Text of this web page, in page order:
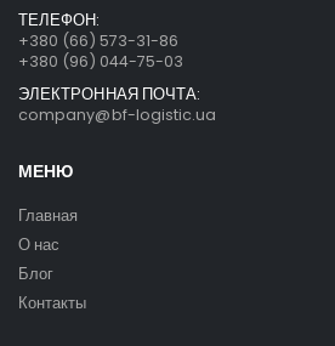
ТЕЛЕФОН:
+380 (66) 573-31-86
+380 (96) 044-75-03
ЭЛЕКТРОННАЯ ПОЧТА:
company@bf-logistic.ua
МЕНЮ
Главная
О нас
Блог
Контакты